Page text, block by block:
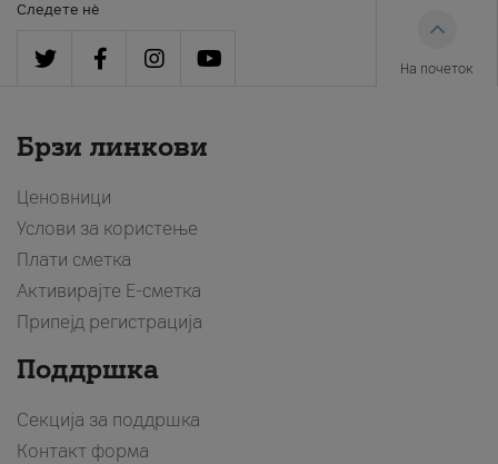
Следете нè
На почеток
Брзи линкови
Ценовници
Услови за користење
Плати сметка
Активирајте Е-сметка
Припејд регистрација
Поддршка
Секција за поддршка
Контакт форма